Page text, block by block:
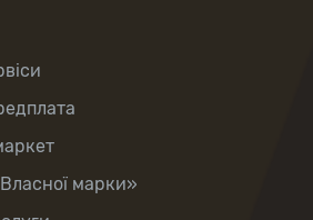
марки»